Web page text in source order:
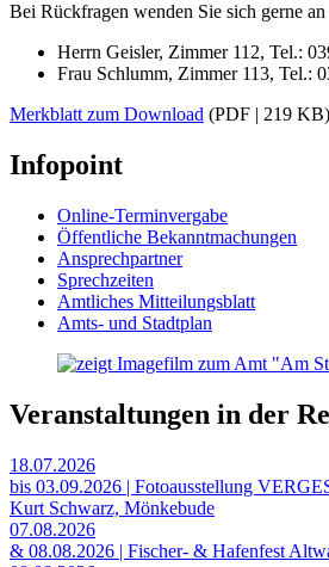
Bei Rückfragen wenden Sie sich gerne an
Herrn Geisler, Zimmer 112, Tel.:
Frau Schlumm, Zimmer 113, Tel.:
Merkblatt zum Download (PDF | 219 KB)
Infopoint
Online-Terminvergabe
Öffentliche Bekanntmachungen
Ansprechpartner
Sprechzeiten
Amtliches Mitteilungsblatt
Amts- und Stadtplan
Veranstaltungen in der
18.07.2026
bis 03.09.2026 | Fotoausstellung
Kurt Schwarz, Mönkebude
07.08.2026
& 08.08.2026 | Fischer- & Hafenfest